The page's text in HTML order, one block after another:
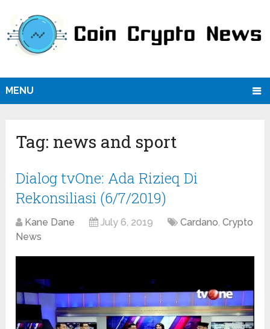
MENU
Tag: news and sport
Dialog tvOne: Ada Rizieq Di
Rekonsiliasi (6/7/2019)
Kane Dane July 6, 2019 Cardano,Crypto
News